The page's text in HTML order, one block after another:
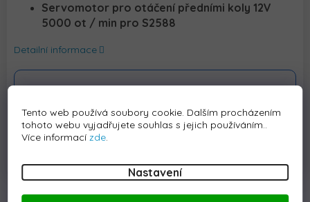
Tento web používá soubory cookie. Dalším procházením
tohoto webu vyjadřujete souhlas s jejich používáním..
Více informacízde.
Nastavení
Servomotor pro otáčení předními koly 12V
5000 ot / min pro S2588
Detailní informace